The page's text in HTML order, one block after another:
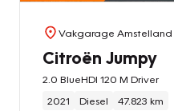
Vakgarage Amstelland
Citroën Jumpy
2.0 BlueHDI 120 M Driver
2021
Diesel 47.823 km